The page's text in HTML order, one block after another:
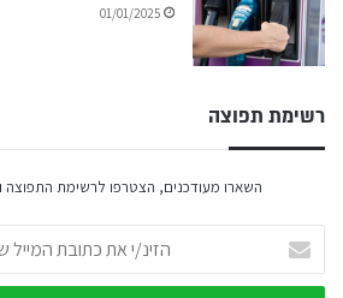
01/01/2025
רשימת תפוצה
השארו מעודכנים, הצטרפו לרשימת התפוצה
את
כתובת